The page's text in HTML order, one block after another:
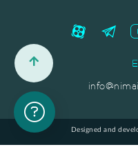
Designed and